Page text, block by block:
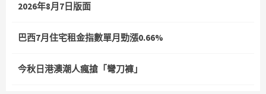
2026年8月7日版面
巴西7月住宅租金指數單月勁漲0.66%
今秋日港澳潮人瘋搶「彎刀褲」